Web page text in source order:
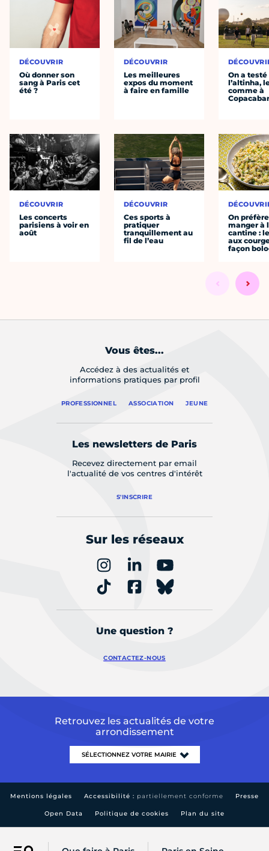
DÉCOUVRIR
Où donner son
sang à Paris cet
été ?
DÉCOUVRIR
Les concerts
parisiens à voir en
août
DÉCOUVRIR
Les meilleures
expos du moment
à faire en famille
DÉCOUVRIR
Ces sports à
pratiquer
tranquillement au
fil de l’eau
On a testé
l’altinha,
comme à
On préfère
manger à
cantine :
aux
façon
Vous êtes...
Accédez à des actualités et
informations pratiques par profil
PROFESSIONNEL ASSOCIATION JEUNE
Les newsletters de Paris
Recevez directement par email
l'actualité de vos centres d'intérêt
S'INSCRIRE
Sur les réseaux
Une question ?
CONTACTEZ-NOUS
Retrouvez les actualités de votre
arrondissement
Mentions légales Accessibilité : partiellement conforme Presse
Open Data Politique de cookies Plan du site